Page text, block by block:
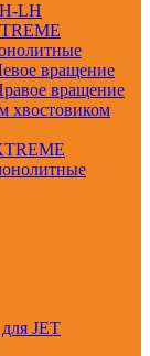
LH
вращение
вращение
хвостовиком
JET